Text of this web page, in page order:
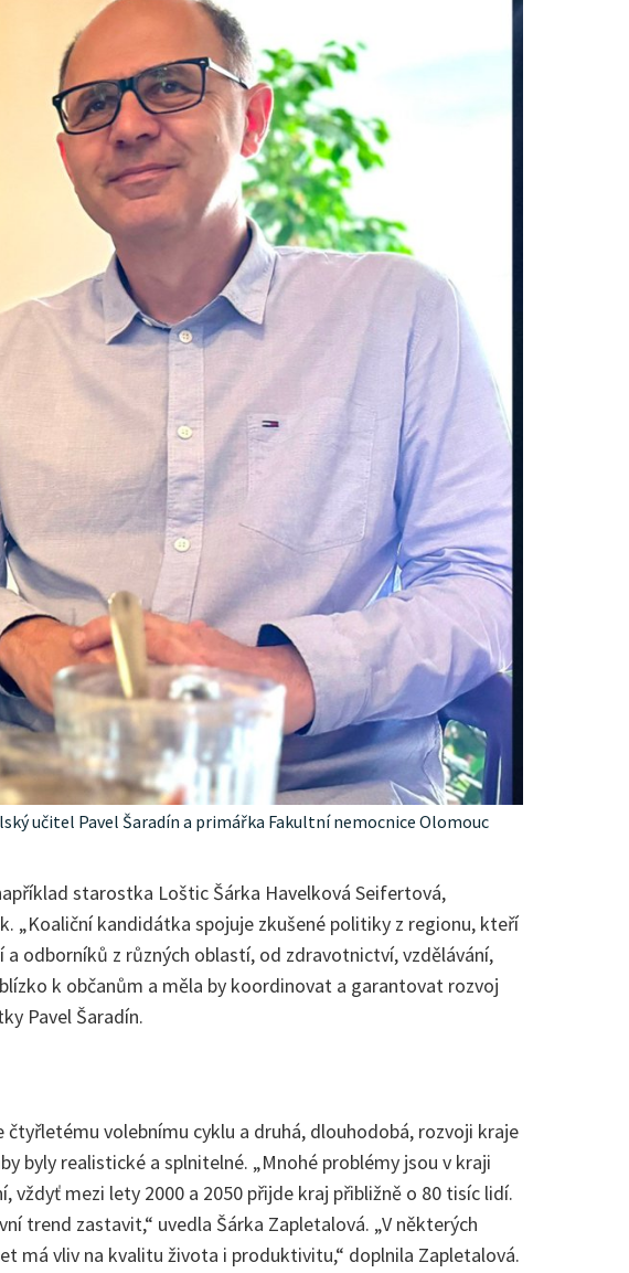
učitel Pavel Šaradín a primářka Fakultní nemocnice Olomouc
starostka Loštic Šárka Havelková Seifertová,
„Koaliční kandidátka spojuje zkušené politiky z regionu, kteří
odborníků z různých oblastí, od zdravotnictví, vzdělávání,
k občanům a měla by koordinovat a garantovat rozvoj
Pavel Šaradín.
volebnímu cyklu a druhá, dlouhodobá, rozvoji kraje
byly realistické a splnitelné. „Mnohé problémy jsou v kraji
vždyť mezi lety 2000 a 2050 přijde kraj přibližně o 80 tisíc lidí.
trend zastavit,“ uvedla Šárka Zapletalová. „V některých
má vliv na kvalitu života i produktivitu,“ doplnila Zapletalová.